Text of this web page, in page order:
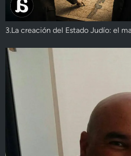
3.La creación del Estado Judío: el